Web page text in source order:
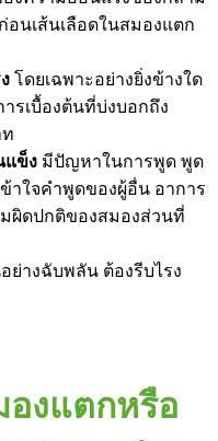
อนเส้นเลือดในสมองแตก
โดยเฉพาะอย่างยิ่งข้างใด
รเบื้องต้นที่บ่งบอกถึง
แข็ง มีปัญหาในการพูด พูด
าใจคำพูดของผู้อื่น อาการ
ผิดปกติของสมองส่วนที่
ย่างฉับพลัน ต้องรีบไรง
งแตกหรือ